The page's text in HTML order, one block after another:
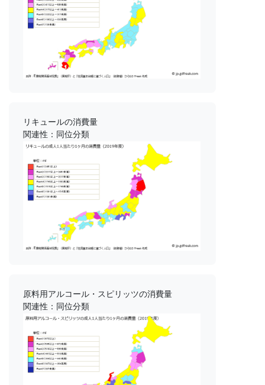
リキュールの消費量
関連性：同位分類
原料用アルコール・スピリッツの消費量
関連性：同位分類